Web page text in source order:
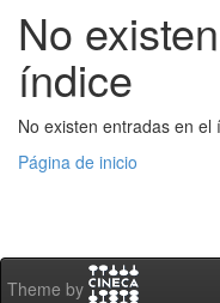
No
índice
No existen entradas en el
Página de inicio
Theme by